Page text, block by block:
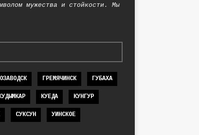
мужества и стойкости. Мы
ГРЕМЯЧИНСК ГУБАХА
КУЕДА КУНГУР
СУКСУН УИНСКОЕ